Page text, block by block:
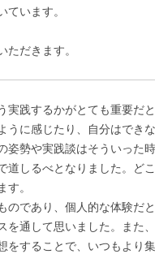
います。
だきます。
実践するかがとても重要だ
うに感じたり、自分はでき
姿勢や実践談はそういった
道しるべとなりました。ど
。
のであり、個人的な体験だ
を通して思いました。また
することで、いつもより